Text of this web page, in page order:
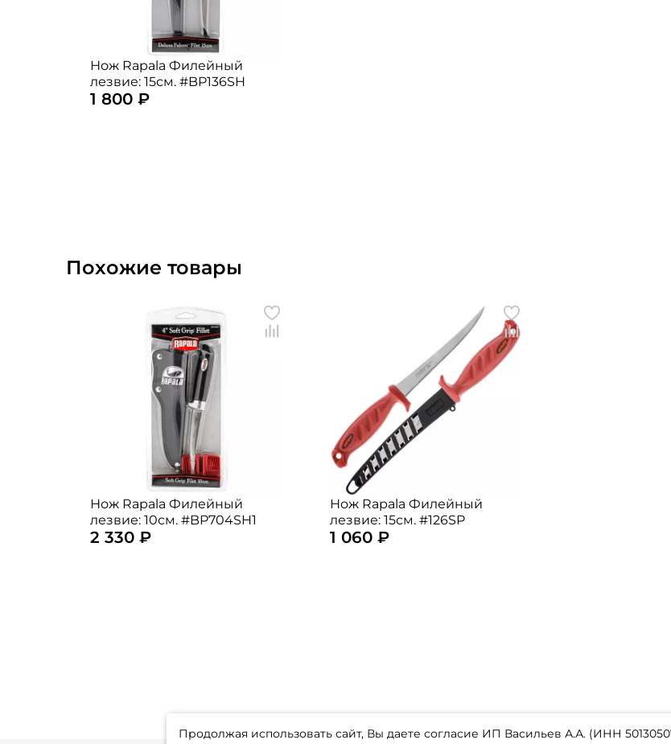
Нож Rapala Филейный
лезвие: 15см. #BP136SH
1 800 ₽
Похожие товары
Нож Rapala Филейный
лезвие: 10см. #BP704SH1
2 330 ₽
Нож Rapala Филейный
лезвие: 15см. #126SP
1 060 ₽
Продолжая использовать сайт, Вы даете согласие ИП Васильев А.А. (ИНН